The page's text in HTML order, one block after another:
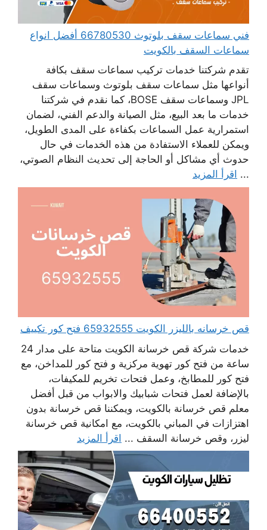
فني سماعات سقف بلوتوث 66780530 أفضل انواع
سماعات السقف بالكويت
تقدم شركتنا خدمات تركيب سماعات سقف بكافة
أنواعها مثل سماعات سقف بلوتوث وسماعات سقف
JPL وسماعات سقف BOSE، كما نقدم في شركتنا
خدمات ما بعد البيع، مثل الصيانة والدعم الفني، لضمان
استمرارية عمل السماعات بكفاءة على المدى الطويل،
ويمكن للعملاء الاستفادة من هذه الخدمات في حال
حدوث أي مشاكل أو الحاجة إلى تحديث النظام الصوتي،
... اقرأ المزيد
قص خرسانه بالليزر الكويت 65932555 فتح كور تكييف
خدمات شركة قص خرسانة الكويت متاحة على مدار 24
ساعة من فتح كور تهوية مركزية و فتح كور للمداخن، مع
فتح كور للمطابخ، وعمل فتحات تخريم للمكيفات،
بالإضافة لعمل فتحات شبابيك والابواب من قبل أفضل
معلم قص خرسانة بالكويت، ويمكننا قص خرسانة بدون
اهتزازات في المباني بالكويت، مع امكانية قص خرسانة
ليزر، وقص خرسانة السقف ... اقرأ المزيد